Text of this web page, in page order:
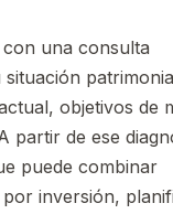
una consulta
objetivos de
partir de ese
puede combinar
inversión,